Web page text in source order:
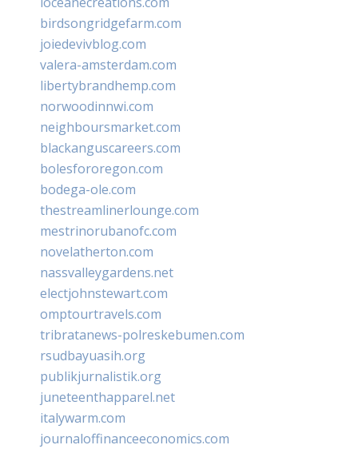
birdsongridgefarm.com
joiedevivblog.com
valera-amsterdam.com
libertybrandhemp.com
norwoodinnwi.com
neighboursmarket.com
blackanguscareers.com
bolesfororegon.com
bodega-ole.com
thestreamlinerlounge.com
mestrinorubanofc.com
novelatherton.com
nassvalleygardens.net
electjohnstewart.com
omptourtravels.com
tribratanews-polreskebumen.com
rsudbayuasih.org
publikjurnalistik.org
juneteenthapparel.net
italywarm.com
journaloffinanceeconomics.com